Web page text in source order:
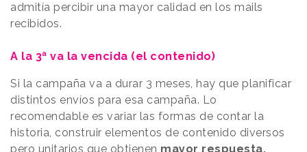
admitía percibir una mayor calidad en los mails
recibidos.
A la 3ª va la vencida (el contenido)
Si la campaña va a durar 3 meses, hay que planificar
distintos envíos para esa campaña. Lo
recomendable es variar las formas de contar la
historia, construir elementos de contenido diversos
pero unitarios que obtienen mayor respuesta.